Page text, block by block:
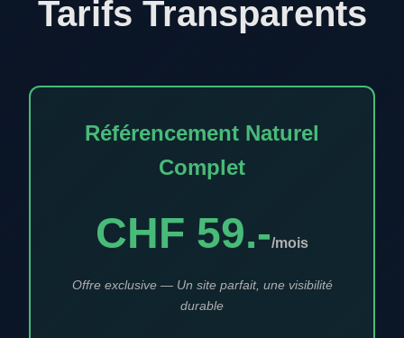
Tarifs Transparents
Référencement Naturel
Complet
CHF 59.-/mois
Offre exclusive — Un site parfait, une visibilité
durable